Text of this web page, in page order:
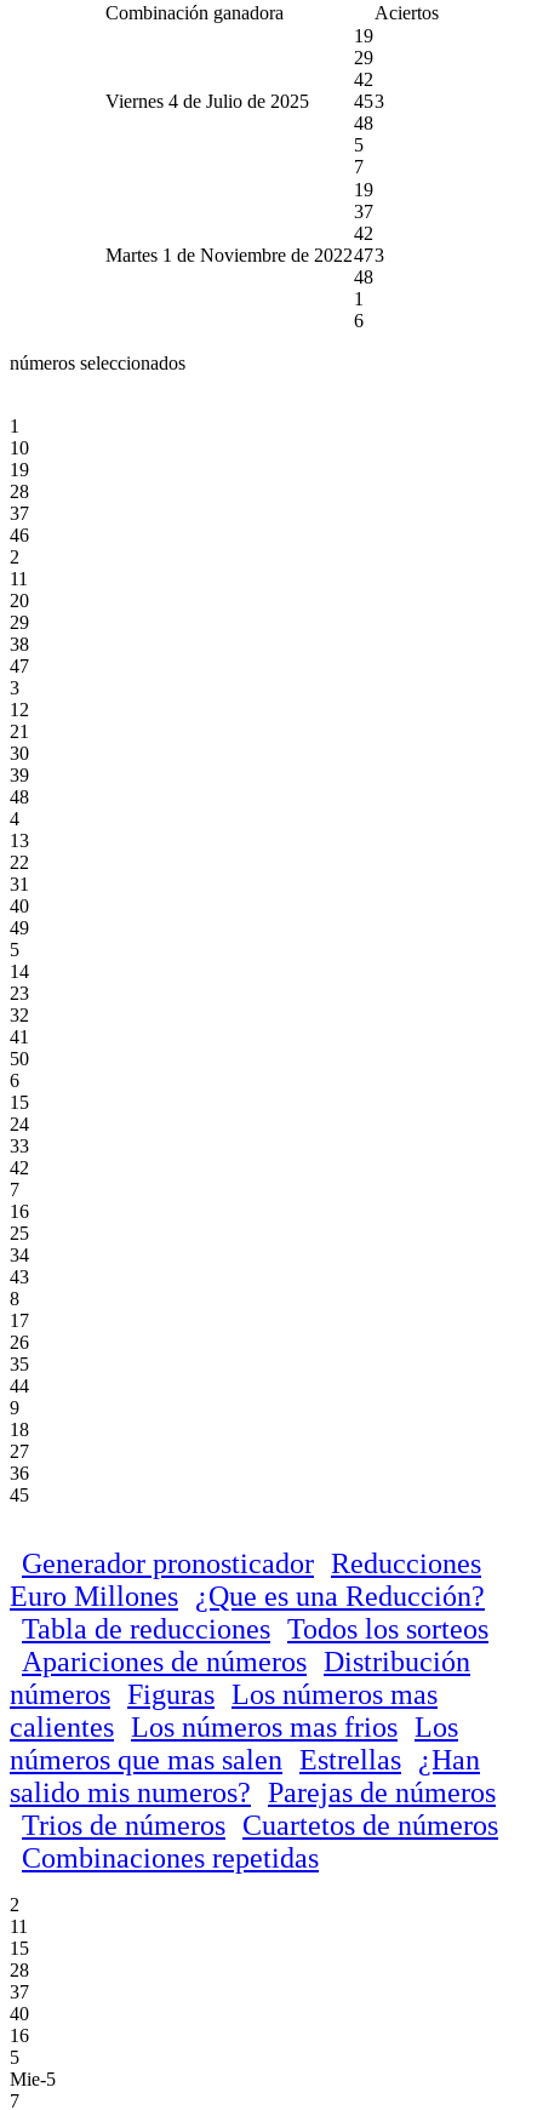
Combinación ganadora Aciertos
Viernes 4 de Julio de 2025
19
29
42
45
48
5
7
3
Martes 1 de Noviembre de 2022
19
37
42
47
48
1
6
3
números seleccionados
1
10
19
28
37
46
2
11
20
29
38
47
3
12
21
30
39
48
4
13
22
31
40
49
5
14
23
32
41
50
6
15
24
33
42
7
16
25
34
43
8
17
26
35
44
9
18
27
36
45
Generador pronosticador Reducciones
Euro Millones
¿Que es una Reducción?
Tabla de reducciones Todos los sorteos
Apariciones de números Distribución
números Figuras Los números mas
calientes Los números mas frios Los
números que mas salen Estrellas
¿Han
salido mis numeros? Parejas de números
Trios de números Cuartetos de números
Combinaciones repetidas
2
11
15
28
37
40
16
5
Mie-5
7